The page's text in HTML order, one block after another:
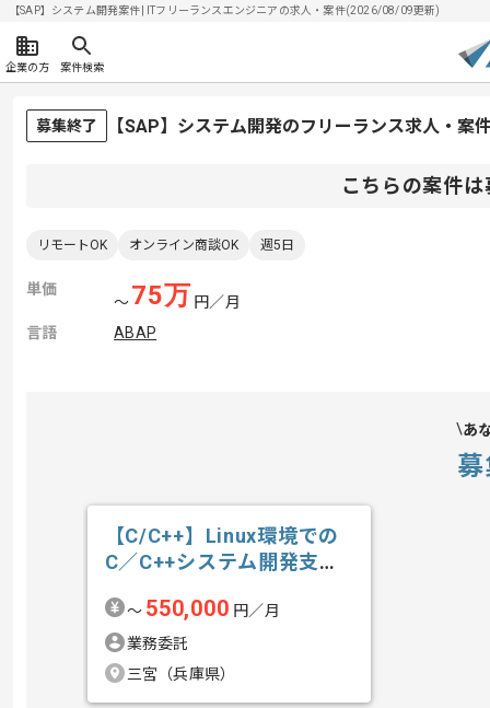
【SAP】システム開発案件| ITフリーランスエンジニアの求人・案件(2026/08/09更新)
企業の方 案件検索
募集終了 【SAP】システム開発のフリーランス求人・案
こちらの案件
リモートOK オンライン商談OK 週5日
単価
〜75万 円／月
言語
ABAP
あ
【C/C++】Linux環境での
C／C++システム開発支援
〜 550,000 円／月
業務委託
三宮（兵庫県）